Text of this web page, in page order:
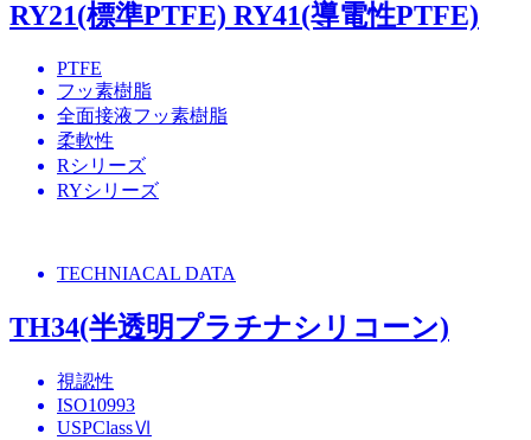
RY21(標準PTFE) RY41(導電性PTFE)
PTFE
フッ素樹脂
全面接液フッ素樹脂
柔軟性
Rシリーズ
RYシリーズ
TECHNIACAL DATA
TH34(半透明プラチナシリコーン)
視認性
ISO10993
USPClassⅥ